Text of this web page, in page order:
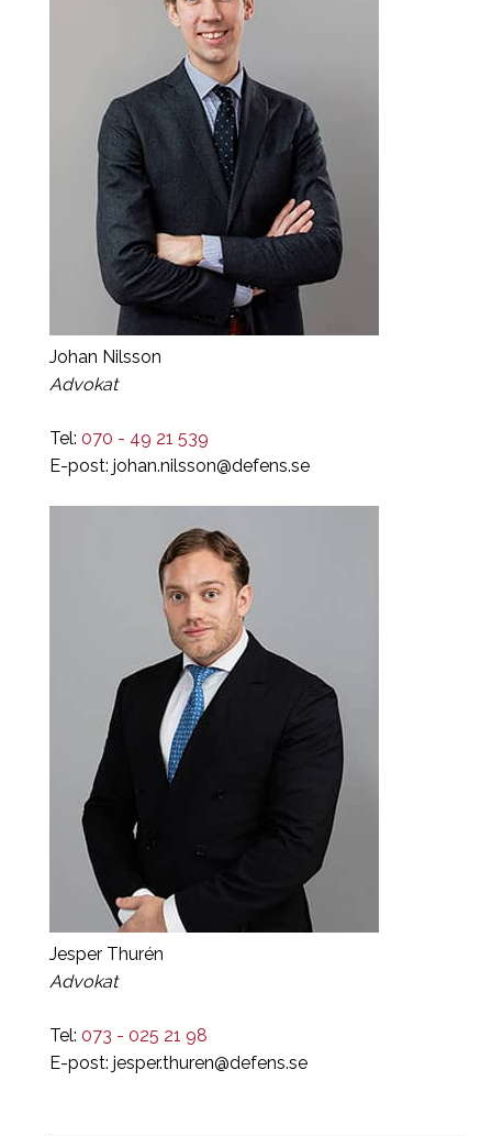
Johan Nilsson
Advokat
Tel: 070 - 49 21 539
E-post:johan.nilsson@defens.se
Jesper Thurén
Advokat
Tel: 073 - 025 21 98
E-post:jesper.thuren@defens.se